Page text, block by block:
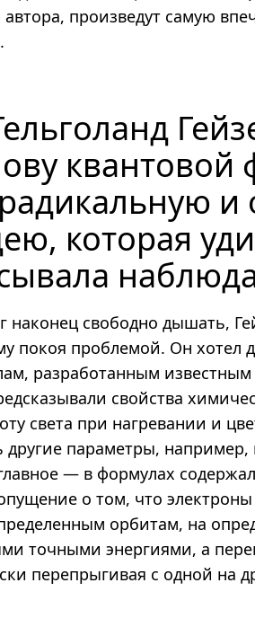
произведут самую
квантовой
и
которая
наконец свободно дышать,
покоя проблемой. Он хотел
разработанным
свойства
света при нагревании и
параметры, например,
— в формулах
о том, что
орбитам, на
точными энергиями, а
перепрыгивая с одной на